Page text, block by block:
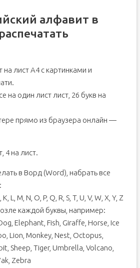
с транскрипцией в картинках.
с транскрипцией и русским
в картинках для детей распечатать,
в картинках для детей, английский
английский алфавит с
английского алфавита
английского алфавита
английского алфавита
английского алфавита
алфавита с картинками для
I
алфавита с картинками для
R
алфавит в
лист А4 с картинками и
на один лист лист, 26 букв на
прямо из браузера онлайн —
4 на лист.
в Ворд (Word), набрать все
K, L, M, N, O, P, Q, R, S, T, U, V, W, X, Y, Z
каждой буквы, например:
Elephant, Fish, Giraffe, Horse, Ice
Lion, Monkey, Nest, Octopus,
Sheep, Tiger, Umbrella, Volcano,
Zebra